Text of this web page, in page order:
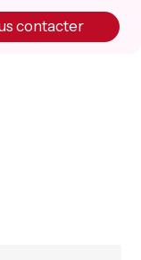
contacter